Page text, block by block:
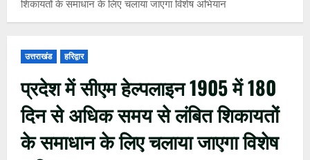
शिकायतों के समाधान के लिए चलाया जाएगा विशेष अभियान
उत्तराखंड हरिद्वार
प्रदेश में सीएम हेल्पलाइन 1905 में 180
दिन से अधिक समय से लंबित शिकायतों
के समाधान के लिए चलाया जाएगा विशेष